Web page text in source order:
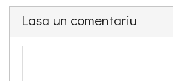
Lasa un comentariu